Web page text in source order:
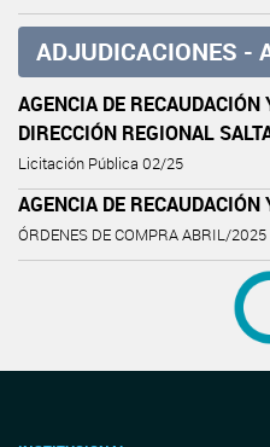
ADJUDICACIONES -
AGENCIA DE
DIRECCIÓN REGIONAL
Licitación Pública 02/25
AGENCIA DE
ÓRDENES DE COMPRA ABRIL/2025